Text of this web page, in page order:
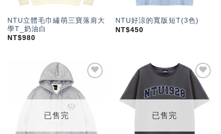
NTU立體毛巾繡萌三寶落肩大
學T_奶油白
NT$980
NTU好涼的寬版短T(3色)
NT$450
已售完
加入
「願
望輕
單」
已售完